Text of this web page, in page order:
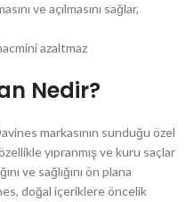
ve açılmasını sağlar,
azaltmaz
Nedir?
markasının sunduğu özel
yıpranmış ve kuru saçlar
ve sağlığını ön plana
doğal içeriklere öncelik